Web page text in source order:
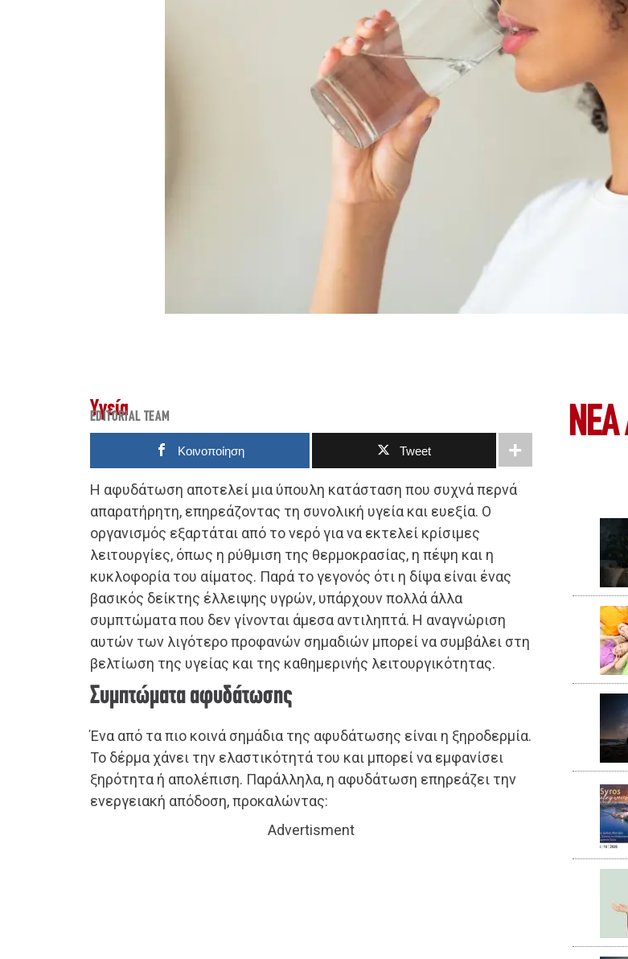
Υγεία
EDITORIAL TEAM
Κοινοποίηση Tweet
Η αφυδάτωση αποτελεί μια ύπουλη κατάσταση που συχνά περνά
απαρατήρητη, επηρεάζοντας τη συνολική υγεία και ευεξία. Ο
οργανισμός εξαρτάται από το νερό για να εκτελεί κρίσιμες
λειτουργίες, όπως η ρύθμιση της θερμοκρασίας, η πέψη και η
κυκλοφορία του αίματος. Παρά το γεγονός ότι η δίψα είναι ένας
βασικός δείκτης έλλειψης υγρών, υπάρχουν πολλά άλλα
συμπτώματα που δεν γίνονται άμεσα αντιληπτά. Η αναγνώριση
αυτών των λιγότερο προφανών σημαδιών μπορεί να συμβάλει στη
βελτίωση της υγείας και της καθημερινής λειτουργικότητας.
Συμπτώματα αφυδάτωσης
Ένα από τα πιο κοινά σημάδια της αφυδάτωσης είναι η ξηροδερμία.
Το δέρμα χάνει την ελαστικότητά του και μπορεί να εμφανίσει
ξηρότητα ή απολέπιση. Παράλληλα, η αφυδάτωση επηρεάζει την
ενεργειακή απόδοση, προκαλώντας:
Advertisment
ΝΕΑ